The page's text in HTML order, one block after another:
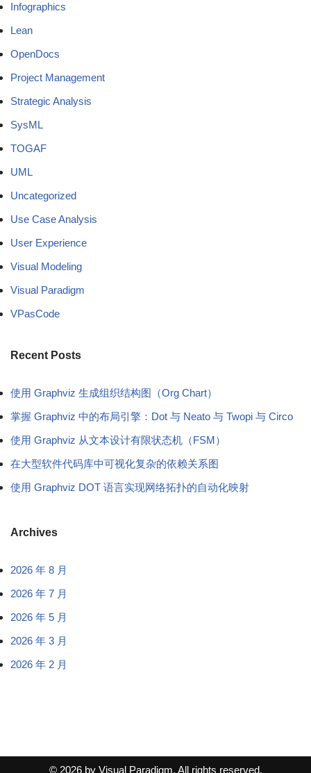
Infographics
Lean
OpenDocs
Project Management
Strategic Analysis
SysML
TOGAF
UML
Uncategorized
Use Case Analysis
User Experience
Visual Modeling
Visual Paradigm
VPasCode
Recent Posts
使用 Graphviz 生成组织结构图（Org Chart）
掌握 Graphviz 中的布局引擎：Dot 与 Neato 与 Twopi 与 Circo
使用 Graphviz 从文本设计有限状态机（FSM）
在大型软件代码库中可视化复杂的依赖关系图
使用 Graphviz DOT 语言实现网络拓扑的自动化映射
Archives
2026 年 8 月
2026 年 7 月
2026 年 5 月
2026 年 3 月
2026 年 2 月
© 2026 by Visual Paradigm. All rights reserved.